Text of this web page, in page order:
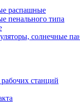
распашные
пенального типа
солнечные
станций